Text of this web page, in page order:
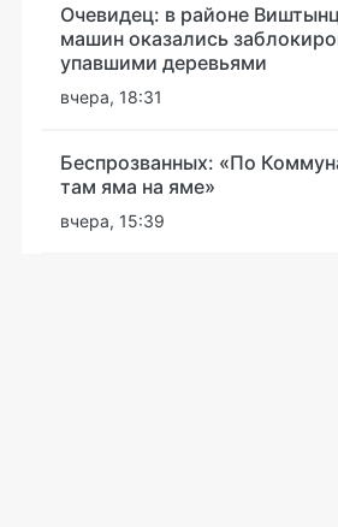
Очевидец: в районе
машин оказались
упавшими деревьями
вчера, 18:31
Беспрозванных: «По
там яма на яме»
вчера, 15:39